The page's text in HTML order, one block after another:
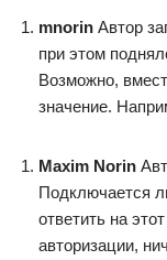
mnorin Автор
при этом
Возможно,
значение.
Maxim Norin
Подключается
ответить на
авторизации,